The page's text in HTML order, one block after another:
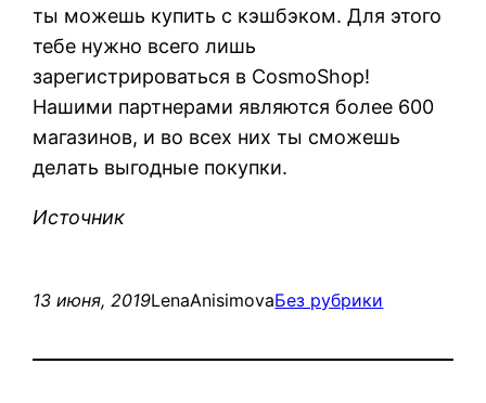
ты можешь купить с кэшбэком. Для этого
тебе нужно всего лишь
зарегистрироваться в CosmoShop!
Нашими партнерами являются более 600
магазинов, и во всех них ты сможешь
делать выгодные покупки.
Источник
13 июня, 2019LenaAnisimovaБез рубрики